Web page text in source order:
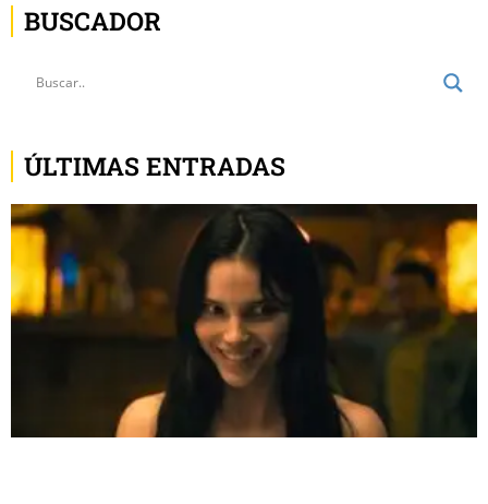
BUSCADOR
ÚLTIMAS ENTRADAS